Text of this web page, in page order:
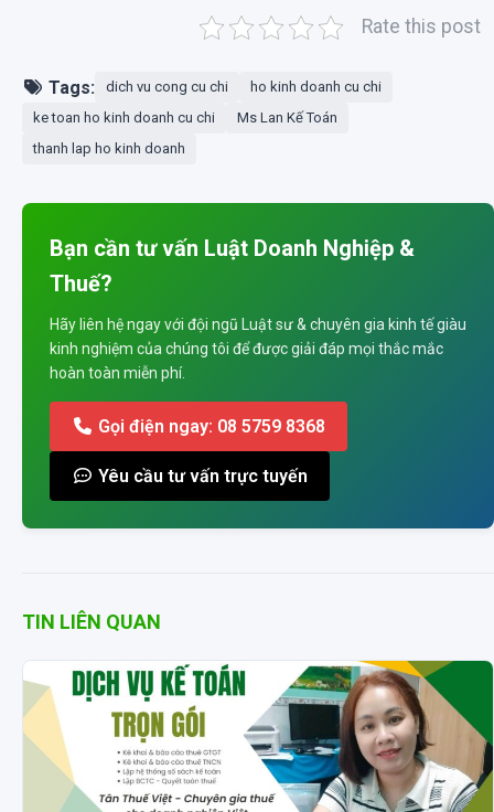
Rate this post
Tags: dich vu cong cu chi
ho kinh doanh cu chi
ke toan ho kinh doanh cu chi
Ms Lan Kế Toán
thanh lap ho kinh doanh
Bạn cần tư vấn Luật Doanh Nghiệp &
Thuế?
Hãy liên hệ ngay với đội ngũ Luật sư & chuyên gia kinh tế giàu
kinh nghiệm của chúng tôi để được giải đáp mọi thắc mắc
hoàn toàn miễn phí.
Gọi điện ngay: 08 5759 8368
Yêu cầu tư vấn trực tuyến
TIN LIÊN QUAN